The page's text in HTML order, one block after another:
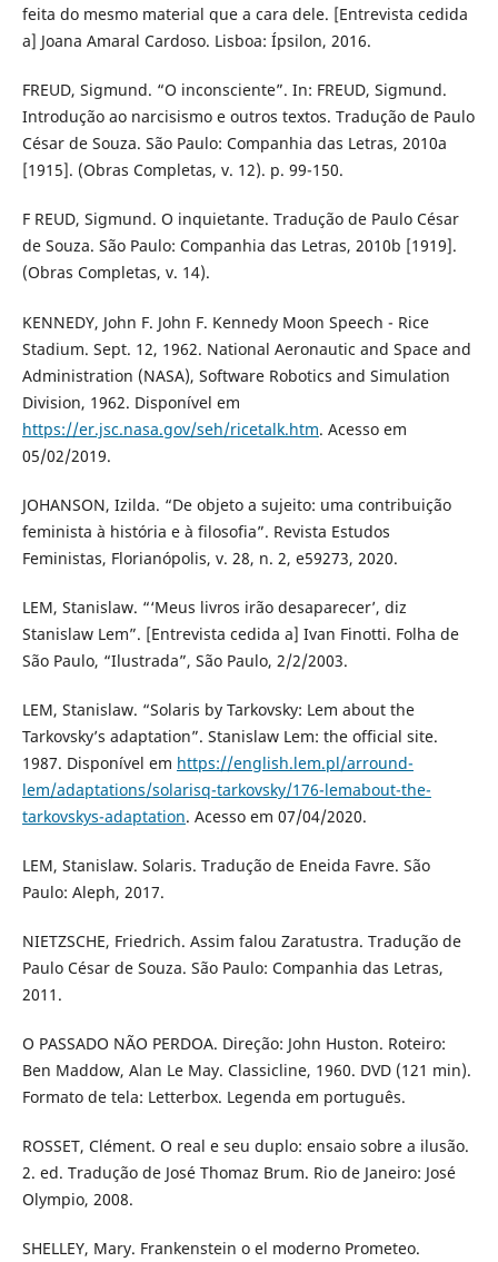
feita do mesmo material que a cara dele. [Entrevista cedida
a] Joana Amaral Cardoso. Lisboa: Ípsilon, 2016.
FREUD, Sigmund. “O inconsciente”. In: FREUD, Sigmund.
Introdução ao narcisismo e outros textos. Tradução de Paulo
César de Souza. São Paulo: Companhia das Letras, 2010a
[1915]. (Obras Completas, v. 12). p. 99-150.
F REUD, Sigmund. O inquietante. Tradução de Paulo César
de Souza. São Paulo: Companhia das Letras, 2010b [1919].
(Obras Completas, v. 14).
KENNEDY, John F. John F. Kennedy Moon Speech - Rice
Stadium. Sept. 12, 1962. National Aeronautic and Space and
Administration (NASA), Software Robotics and Simulation
Division, 1962. Disponível em
https://er.jsc.nasa.gov/seh/ricetalk.htm. Acesso em
05/02/2019.
JOHANSON, Izilda. “De objeto a sujeito: uma contribuição
feminista à história e à filosofia”. Revista Estudos
Feministas, Florianópolis, v. 28, n. 2, e59273, 2020.
LEM, Stanislaw. “‘Meus livros irão desaparecer’, diz
Stanislaw Lem”. [Entrevista cedida a] Ivan Finotti. Folha de
São Paulo, “Ilustrada”, São Paulo, 2/2/2003.
LEM, Stanislaw. “Solaris by Tarkovsky: Lem about the
Tarkovsky’s adaptation”. Stanislaw Lem: the official site.
1987. Disponível em https://english.lem.pl/arround-
lem/adaptations/solarisq-tarkovsky/176-lemabout-the-
tarkovskys-adaptation. Acesso em 07/04/2020.
LEM, Stanislaw. Solaris. Tradução de Eneida Favre. São
Paulo: Aleph, 2017.
NIETZSCHE, Friedrich. Assim falou Zaratustra. Tradução de
Paulo César de Souza. São Paulo: Companhia das Letras,
2011.
O PASSADO NÃO PERDOA. Direção: John Huston. Roteiro:
Ben Maddow, Alan Le May. Classicline, 1960. DVD (121 min).
Formato de tela: Letterbox. Legenda em português.
ROSSET, Clément. O real e seu duplo: ensaio sobre a ilusão.
2. ed. Tradução de José Thomaz Brum. Rio de Janeiro: José
Olympio, 2008.
SHELLEY, Mary. Frankenstein o el moderno Prometeo.